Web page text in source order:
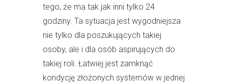
tego, że ma tak jak inni tylko 24
godziny. Ta sytuacja jest wygodniejsza
nie tylko dla poszukujących takiej
osoby, ale i dla osób aspirujących do
takiej roli. Łatwiej jest zamknąć
kondycję złożonych systemów w jednej